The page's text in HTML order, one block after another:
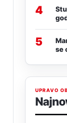
4
5
se
UPRAVO